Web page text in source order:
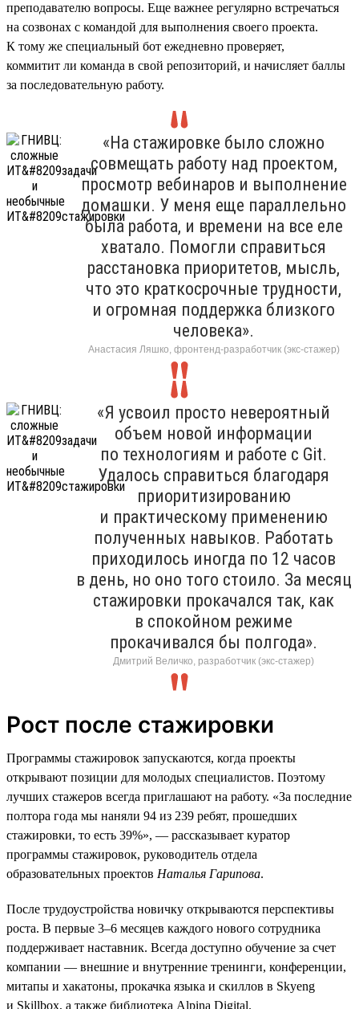
преподавателю вопросы. Еще важнее регулярно встречаться
на созвонах с командой для выполнения своего проекта.
К тому же специальный бот ежедневно проверяет,
коммитит ли команда в свой репозиторий, и начисляет баллы
за последовательную работу.
«На стажировке было сложно
совмещать работу над проектом,
просмотр вебинаров и выполнение
домашки. У меня еще параллельно
была работа, и времени на все еле
хватало. Помогли справиться
расстановка приоритетов, мысль,
что это краткосрочные трудности,
и огромная поддержка близкого
человека».
Анастасия Ляшко, фронтенд-разработчик (экс-стажер)
«Я усвоил просто невероятный
объем новой информации
по технологиям и работе с Git.
Удалось справиться благодаря
приоритизированию
и практическому применению
полученных навыков. Работать
приходилось иногда по 12 часов
в день, но оно того стоило. За месяц
стажировки прокачался так, как
в спокойном режиме
прокачивался бы полгода».
Дмитрий Величко, разработчик (экс-стажер)
Рост после стажировки
Программы стажировок запускаются, когда проекты
открывают позиции для молодых специалистов. Поэтому
лучших стажеров всегда приглашают на работу. «За последние
полтора года мы наняли 94 из 239 ребят, прошедших
стажировки, то есть 39%», — рассказывает куратор
программы стажировок, руководитель отдела
образовательных проектов Наталья Гарипова.
После трудоустройства новичку открываются перспективы
роста. В первые 3–6 месяцев каждого нового сотрудника
поддерживает наставник. Всегда доступно обучение за счет
компании — внешние и внутренние тренинги, конференции,
митапы и хакатоны, прокачка языка и скиллов в Skyeng
и Skillbox, а также библиотека Alpina Digital.